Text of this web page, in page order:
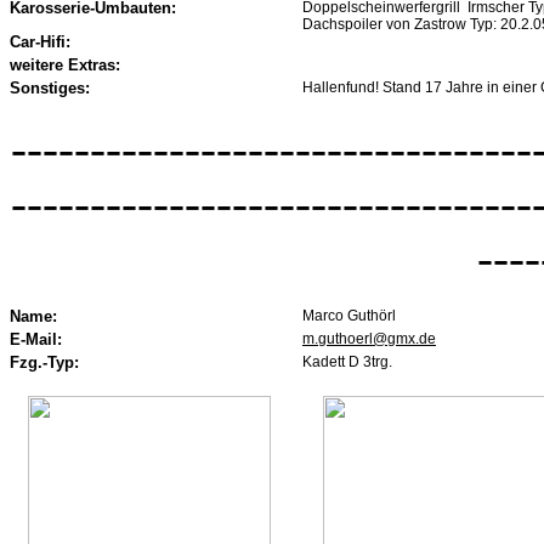
Karosserie-Umbauten:
Doppelscheinwerfergrill Irmscher
Dachspoiler von Zastrow Typ:
Car-Hifi:
weitere Extras:
Sonstiges:
Hallenfund! Stand 17 Jahre in einer
Name: Marco Guthörl
E-Mail: m.guthoerl@gmx.de
Fzg.-Typ: Kadett D 3trg.